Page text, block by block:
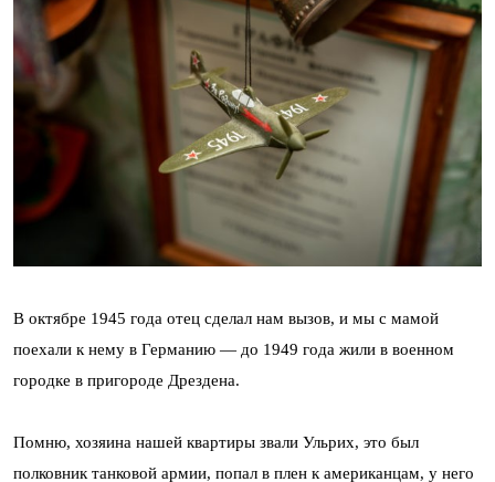
В октябре 1945 года отец сделал нам вызов, и мы с мамой
поехали к нему в Германию — до 1949 года жили в военном
городке в пригороде Дрездена.
Помню, хозяина нашей квартиры звали Ульрих, это был
полковник танковой армии, попал в плен к американцам, у него